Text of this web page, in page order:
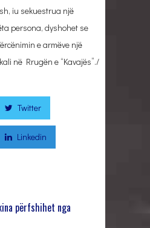
iu sekuestrua një
persona, dyshohet se
e armëve një
në Rrugën e “Kavajës”./
Twitter
Linkedin
përfshihet nga